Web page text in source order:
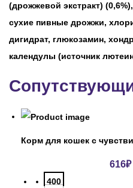
(дрожжевой экстракт)
сухие пивные дрожжи,
дигидрат, глюкозамин,
календулы (источник
616₽
400